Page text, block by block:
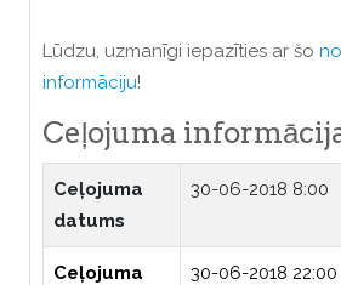
Lūdzu, uzmanīgi iepazīties ar šo
informāciju!
Ceļojuma
Ceļojuma
datums
30-06-2018 8:00
Ceļojuma
30-06-2018 22:00